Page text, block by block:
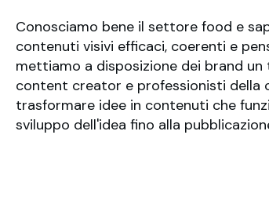
Conosciamo bene il settore food e
contenuti visivi efficaci, coerenti e
mettiamo a disposizione dei brand
content creator e professionisti della
trasformare idee in contenuti che
sviluppo dell'idea fino alla